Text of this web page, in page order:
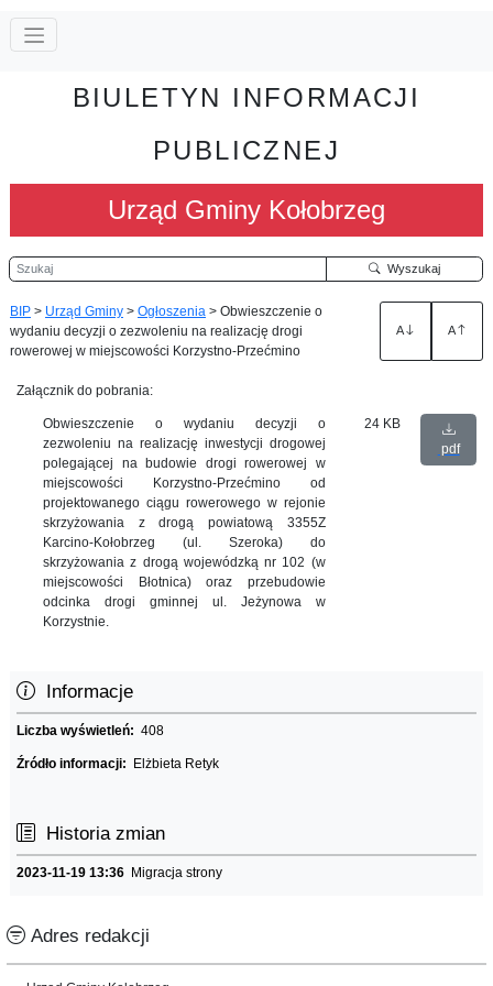
BIULETYN INFORMACJI
PUBLICZNEJ
Urząd Gminy Kołobrzeg
Szukaj Wyszukaj
BIP > Urząd Gminy > Ogłoszenia > Obwieszczenie o
wydaniu decyzji o zezwoleniu na realizację drogi
rowerowej w miejscowości Korzystno-Przećmino
A A
Załącznik do pobrania:
Obwieszczenie o wydaniu decyzji o
zezwoleniu na realizację inwestycji drogowej
polegającej na budowie drogi rowerowej w
miejscowości Korzystno-Przećmino od
projektowanego ciągu rowerowego w rejonie
skrzyżowania z drogą powiatową 3355Z
Karcino-Kołobrzeg (ul. Szeroka) do
skrzyżowania z drogą wojewódzką nr 102 (w
miejscowości Błotnica) oraz przebudowie
odcinka drogi gminnej ul. Jeżynowa w
Korzystnie.
24 KB
pdf
Informacje
Liczba wyświetleń: 408
Źródło informacji: Elżbieta Retyk
Historia zmian
2023-11-19 13:36 Migracja strony
Adres redakcji